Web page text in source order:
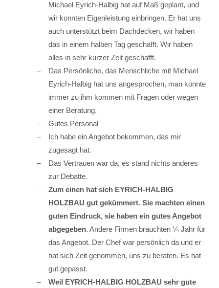
Michael Eyrich-Halbig hat auf Maß geplant, und
wir konnten Eigenleistung einbringen. Er hat uns
auch unterstützt beim Dachdecken, wir haben
das in einem halben Tag geschafft. Wir haben
alles in sehr kurzer Zeit geschafft.
Das Persönliche, das Menschliche mit Michael
Eyrich-Halbig hat uns angesprochen, man konnte
immer zu ihm kommen mit Fragen oder wegen
einer Beratung.
Gutes Personal
Ich habe ein Angebot bekommen, das mir
zugesagt hat.
Das Vertrauen war da, es stand nichts anderes
zur Debatte.
Zum einen hat sich EYRICH-HALBIG
HOLZBAU gut gekümmert. Sie machten einen
guten Eindruck, sie haben ein gutes Angebot
abgegeben. Andere Firmen brauchten ¼ Jahr für
das Angebot. Der Chef war persönlich da und er
hat sich Zeit genommen, uns zu beraten. Es hat
gut gepasst.
Weil EYRICH-HALBIG HOLZBAU sehr gute